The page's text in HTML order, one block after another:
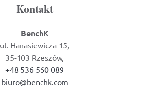
Kontakt
BenchK
ul. Hanasiewicza 15,
35-103 Rzeszów,
+48 536 560 089
biuro@benchk.com